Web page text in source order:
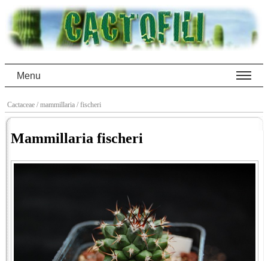
Menu
Cactaceae / mammillaria / fischeri
Mammillaria fischeri